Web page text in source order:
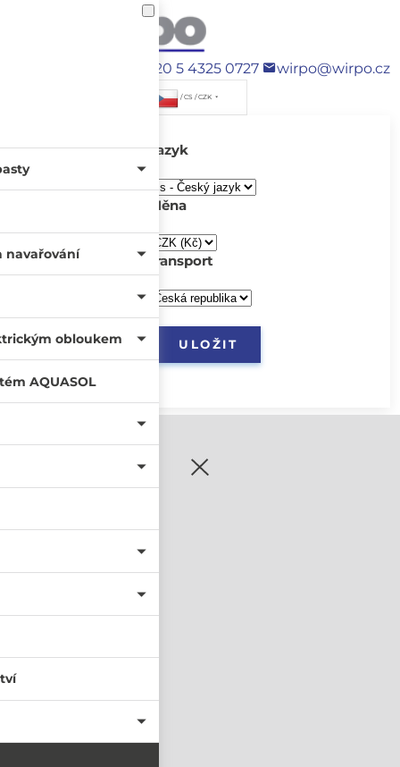
+420 5 4325 0727 wirpo@wirpo.cz
/ CS / CZK
Jazyk
Měna
transport
PŘIHLÁSIT SE
navařování
obloukem
AQUASOL